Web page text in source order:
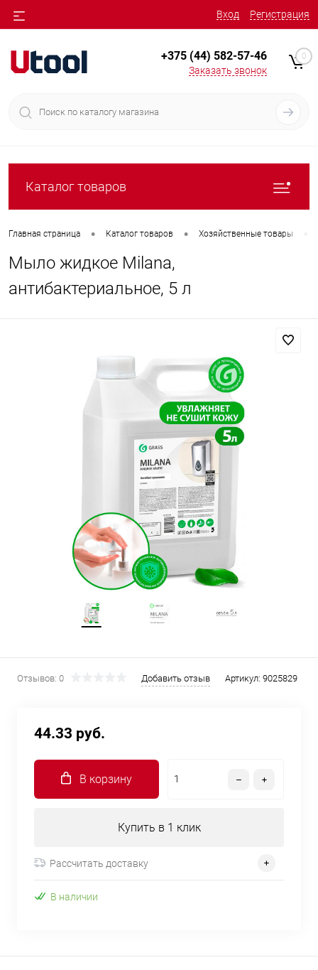
Вход Регистрация
+375 (44) 582-57-46
Заказать звонок
0
Каталог товаров
Главная страница • Каталог товаров • Хозяйственные товары
Мыло жидкое Milana,
антибактериальное, 5 л
Отзывов: 0 Добавить отзыв Артикул: 9025829
44.33 руб.
В корзину
Купить в 1 клик
Рассчитать доставку
В наличии